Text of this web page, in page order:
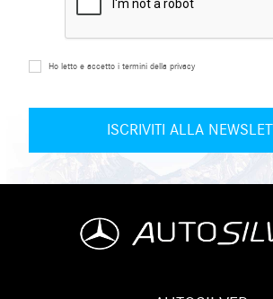
Ho letto e accetto i termini della privacy